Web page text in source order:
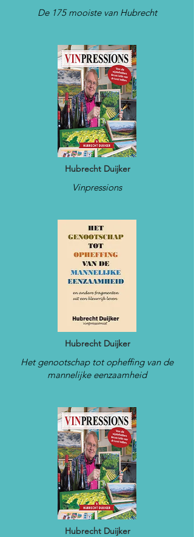
De 175 mooiste van Hubrecht
Hubrecht Duijker
Vinpressions
Hubrecht Duijker
Het genootschap tot opheffing van de
mannelijke eenzaamheid
Hubrecht Duijker